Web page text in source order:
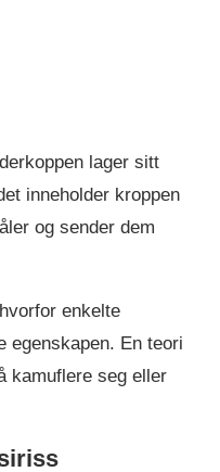
lager sitt
inneholder kroppen
og sender dem
enkelte
egenskapen. En teori
kamuflere seg eller